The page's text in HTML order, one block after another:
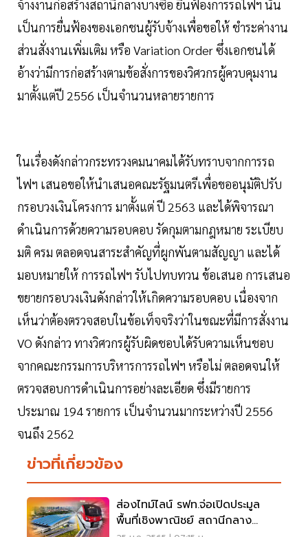
จ้างงานก่อสร้างสถานีกลางบางซื่อ ยื่นฟ้องการรถไฟฯ นั้น
เป็นการยื่นฟ้องของเอกชนผู้รับจ้างเพื่อขอให้ ชำระค่างาน
ส่วนสั่งงานเพิ่มเติม หรือ Variation Order ซึ่งเอกชนได้
อ้างว่ามีการก่อสร้างตามข้อสั่งการของวิศวกรผู้ควบคุมงาน
มาตั้งแต่ปี 2556 เป็นจำนวนหลายรายการ
ในเรื่องดังกล่าวกระทรวงคมนาคมได้รับทราบจากการรถ
ไฟฯ เสนอขอให้นำเสนอคณะรัฐมนตรีเพื่อขออนุมัติปรับ
กรอบวงเงินโครงการ มาตั้งแต่ ปี 2563 และได้พิจารณา
ดำเนินการด้วยความรอบคอบ รัดกุมตามกฎหมาย ระเบียบ
มติ ครม ตลอดจนสาระสำคัญที่ผูกพันตามสัญญา และได้
มอบหมายให้ การรถไฟฯ รับไปทบทวน ข้อเสนอ การเสนอ
ขยายกรอบวงเงินดังกล่าวให้เกิดความรอบคอบ เนื่องจาก
เห็นว่าต้องตรวจสอบในข้อเท็จจริงว่าในขณะที่มีการสั่งงาน
VO ดังกล่าว ทางวิศวกรผู้รับผิดชอบได้รับความเห็นชอบ
จากคณะกรรมการบริหารการรถไฟฯ หรือไม่ ตลอดจนให้
ตรวจสอบการดำเนินการอย่างละเอียด ซึ่งมีรายการ
ประมาณ 194 รายการ เป็นจำนวนมากระหว่างปี 2556
จนถึง 2562
ข่าวที่เกี่ยวข้อง
ส่องไทม์ไลน์ รฟท.จ่อเปิดประมูล
พื้นที่เชิงพาณิชย์ สถานีกลาง